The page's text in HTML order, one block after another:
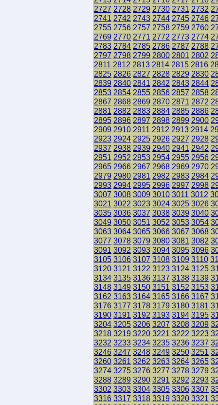
2727 2728 2729 2730 2731 2732
2741 2742 2743 2744 2745 2746
2755 2756 2757 2758 2759 2760
2769 2770 2771 2772 2773 2774
2783 2784 2785 2786 2787 2788
2797 2798 2799 2800 2801 2802
2811 2812 2813 2814 2815 2816
2825 2826 2827 2828 2829 2830
2839 2840 2841 2842 2843 2844
2853 2854 2855 2856 2857 2858
2867 2868 2869 2870 2871 2872
2881 2882 2883 2884 2885 2886
2895 2896 2897 2898 2899 2900
2909 2910 2911 2912 2913 2914
2923 2924 2925 2926 2927 2928
2937 2938 2939 2940 2941 2942
2951 2952 2953 2954 2955 2956
2965 2966 2967 2968 2969 2970
2979 2980 2981 2982 2983 2984
2993 2994 2995 2996 2997 2998
3007 3008 3009 3010 3011 3012
3021 3022 3023 3024 3025 3026
3035 3036 3037 3038 3039 3040
3049 3050 3051 3052 3053 3054
3063 3064 3065 3066 3067 3068
3077 3078 3079 3080 3081 3082
3091 3092 3093 3094 3095 3096
3105 3106 3107 3108 3109 3110
3120 3121 3122 3123 3124 3125
3134 3135 3136 3137 3138 3139
3148 3149 3150 3151 3152 3153
3162 3163 3164 3165 3166 3167
3176 3177 3178 3179 3180 3181
3190 3191 3192 3193 3194 3195
3204 3205 3206 3207 3208 3209
3218 3219 3220 3221 3222 3223
3232 3233 3234 3235 3236 3237
3246 3247 3248 3249 3250 3251
3260 3261 3262 3263 3264 3265
3274 3275 3276 3277 3278 3279
3288 3289 3290 3291 3292 3293
3302 3303 3304 3305 3306 3307
3316 3317 3318 3319 3320 3321